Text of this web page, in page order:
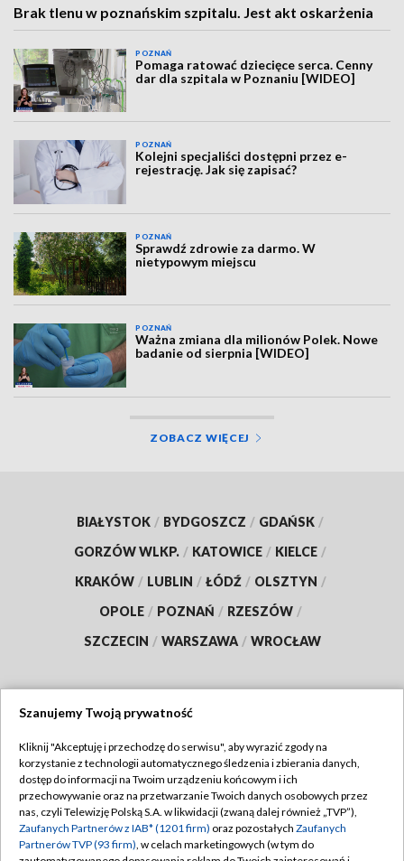
Brak tlenu w poznańskim szpitalu. Jest akt oskarżenia
POZNAŃ
Pomaga ratować dziecięce serca. Cenny
dar dla szpitala w Poznaniu [WIDEO]
POZNAŃ
Kolejni specjaliści dostępni przez e-
rejestrację. Jak się zapisać?
POZNAŃ
Sprawdź zdrowie za darmo. W
nietypowym miejscu
POZNAŃ
Ważna zmiana dla milionów Polek. Nowe
badanie od sierpnia [WIDEO]
ZOBACZ WIĘCEJ
BIAŁYSTOK / BYDGOSZCZ / GDAŃSK /
GORZÓW WLKP. / KATOWICE / KIELCE /
KRAKÓW / LUBLIN / ŁÓDŹ / OLSZTYN /
OPOLE / POZNAŃ / RZESZÓW /
SZCZECIN / WARSZAWA / WROCŁAW
TVP
Abonament TVP
Emisja w TVP
Centrum informacji TVP
Regulamin TVP
Polityka prywatności
Szanujemy Twoją prywatność
Kliknij "Akceptuję i przechodzę do serwisu", aby wyrazić zgody na
korzystanie z technologii automatycznego śledzenia i zbierania danych,
dostęp do informacji na Twoim urządzeniu końcowym i ich
przechowywanie oraz na przetwarzanie Twoich danych osobowych przez
nas, czyli Telewizję Polską S.A. w likwidacji (zwaną dalej również „TVP”),
Zaufanych Partnerów z IAB* (1201 firm) oraz pozostałych Zaufanych
Partnerów TVP (93 firm), w celach marketingowych (w tym do